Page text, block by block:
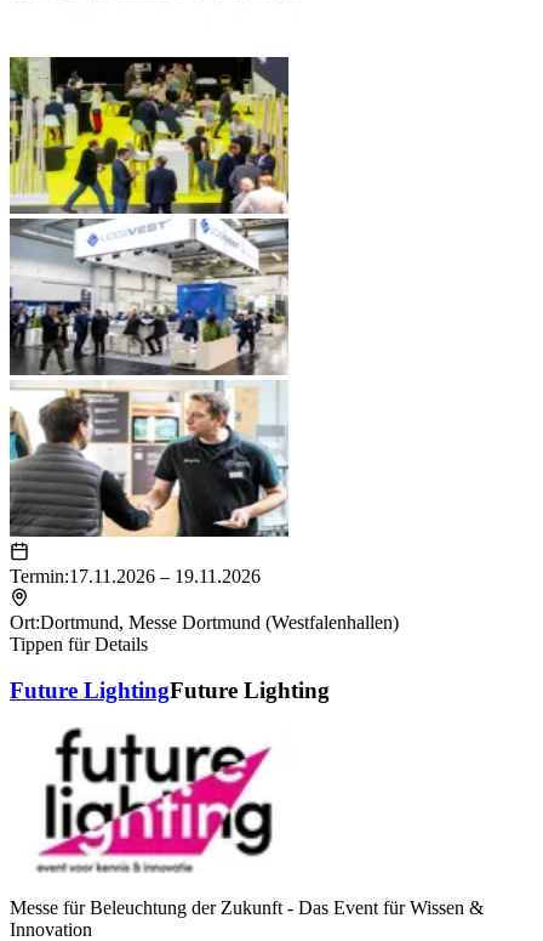
Termin:17.11.2026 – 19.11.2026
Ort:Dortmund, Messe Dortmund (Westfalenhallen)
Tippen für Details
Future LightingFuture Lighting
Messe für Beleuchtung der Zukunft - Das Event für Wissen &
Innovation